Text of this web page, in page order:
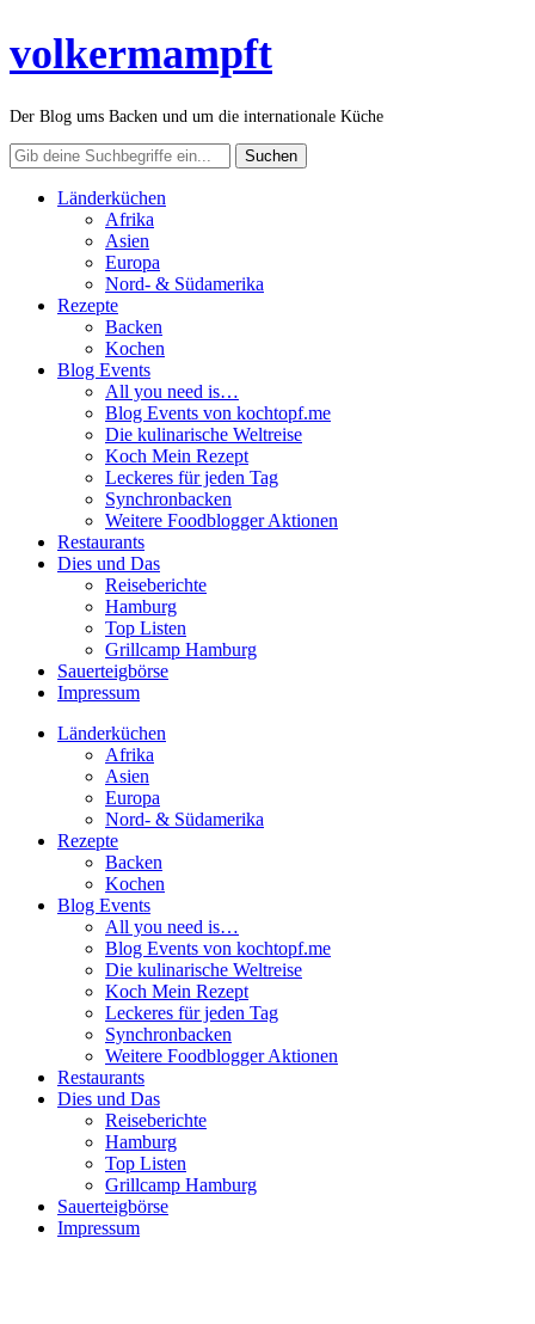
volkermampft
Der Blog ums Backen und um die internationale Küche
Länderküchen
Afrika
Asien
Europa
Nord- & Südamerika
Rezepte
Backen
Kochen
Blog Events
All you need is…
Blog Events von kochtopf.me
Die kulinarische Weltreise
Koch Mein Rezept
Leckeres für jeden Tag
Synchronbacken
Weitere Foodblogger Aktionen
Restaurants
Dies und Das
Reiseberichte
Hamburg
Top Listen
Grillcamp Hamburg
Sauerteigbörse
Impressum
Länderküchen
Afrika
Asien
Europa
Nord- & Südamerika
Rezepte
Backen
Kochen
Blog Events
All you need is…
Blog Events von kochtopf.me
Die kulinarische Weltreise
Koch Mein Rezept
Leckeres für jeden Tag
Synchronbacken
Weitere Foodblogger Aktionen
Restaurants
Dies und Das
Reiseberichte
Hamburg
Top Listen
Grillcamp Hamburg
Sauerteigbörse
Impressum